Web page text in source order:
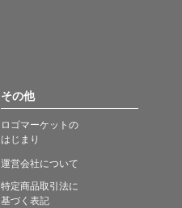
その他
ロゴマーケットの
はじまり
運営会社について
特定商品取引法に
基づく表記